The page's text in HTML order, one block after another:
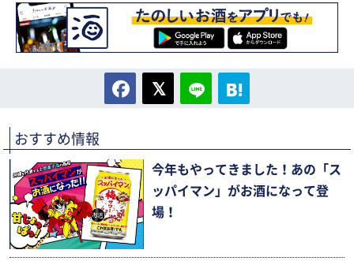
おすすめ情報
今年もやってきました！あの「ス
ッパイマン」がお酒になって登
場！